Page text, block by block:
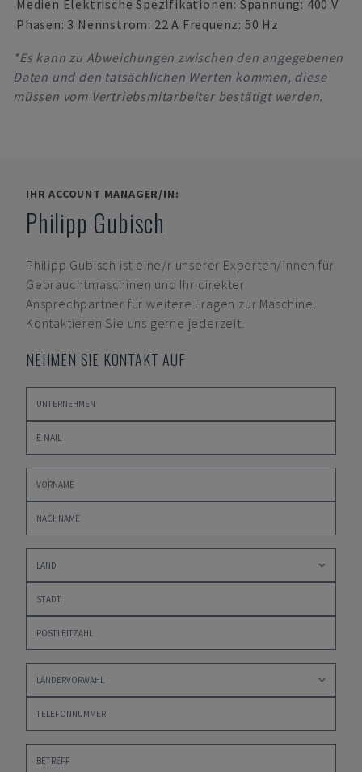
Medien Elektrische Spezifikationen: Spannung: 400 V
Phasen: 3 Nennstrom: 22 A Frequenz: 50 Hz
*Es kann zu Abweichungen zwischen den angegebenen
Daten und den tatsächlichen Werten kommen, diese
müssen vom Vertriebsmitarbeiter bestätigt werden.
IHR ACCOUNT MANAGER/IN:
Philipp Gubisch
Philipp Gubisch ist eine/r unserer Experten/innen für
Gebrauchtmaschinen und Ihr direkter
Ansprechpartner für weitere Fragen zur Maschine.
Kontaktieren Sie uns gerne jederzeit.
NEHMEN SIE KONTAKT AUF